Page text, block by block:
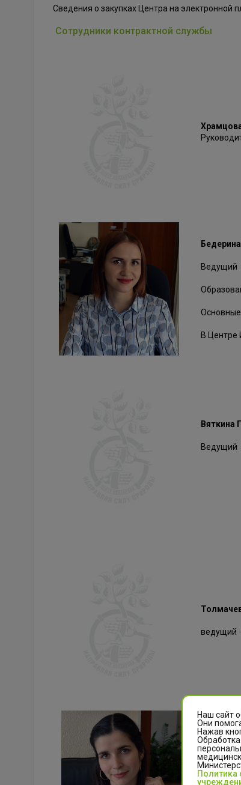
Сведения о закупках Центра на электронной
Сотрудники контрактной службы
Ведущий
Основные
В Центре
Вяткина
Ведущий
ведущий
Наш сайт
Они
Нажав